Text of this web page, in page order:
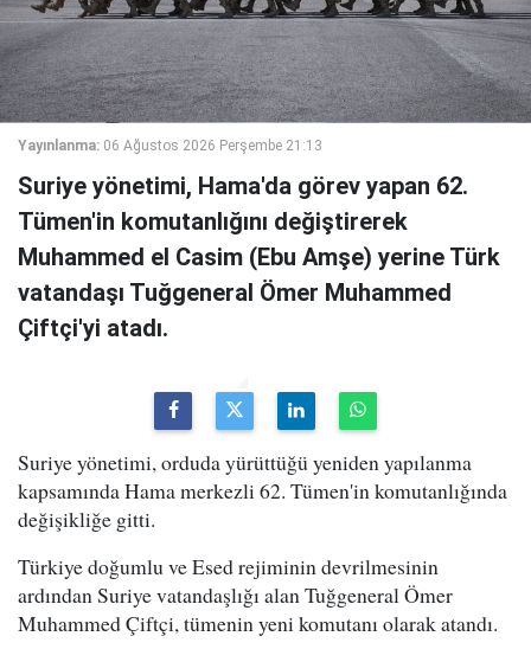
Yayınlanma: 06 Ağustos 2026 Perşembe 21:13
Suriye yönetimi, Hama'da görev yapan 62.
Tümen'in komutanlığını değiştirerek
Muhammed el Casim (Ebu Amşe) yerine Türk
vatandaşı Tuğgeneral Ömer Muhammed
Çiftçi'yi atadı.
Suriye yönetimi, orduda yürüttüğü yeniden yapılanma
kapsamında Hama merkezli 62. Tümen'in komutanlığında
değişikliğe gitti.
Türkiye doğumlu ve Esed rejiminin devrilmesinin
ardından Suriye vatandaşlığı alan Tuğgeneral Ömer
Muhammed Çiftçi, tümenin yeni komutanı olarak atandı.